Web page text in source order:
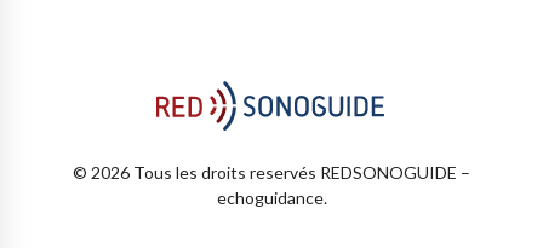
© 2026 Tous les droits reservés REDSONOGUIDE –
echoguidance.